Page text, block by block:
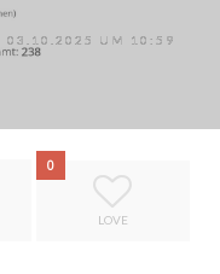
03.10.2025 UM 10:59
0
LOVE